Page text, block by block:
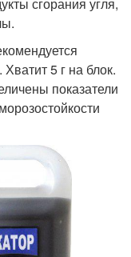
5 г на блок.
показатели